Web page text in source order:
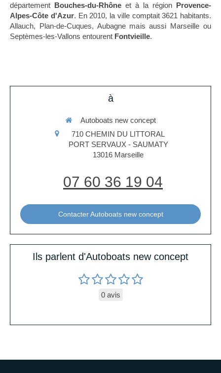
département Bouches-du-Rhône et à la région Provence-
Alpes-Côte d'Azur. En 2010, la ville comptait 3621 habitants.
Allauch, Plan-de-Cuques, Aubagne mais aussi Marseille ou
Septèmes-les-Vallons entourent Fontvieille.
à
Autoboats new concept
710 CHEMIN DU LITTORAL
PORT SERVAUX - SAUMATY
13016 Marseille
07 60 36 19 04
Contacter Autoboats new concept
Ils parlent d'Autoboats new concept
0 avis